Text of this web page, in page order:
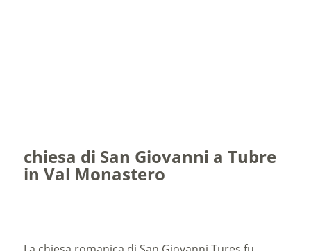
chiesa di San Giovanni a Tubre
in Val Monastero